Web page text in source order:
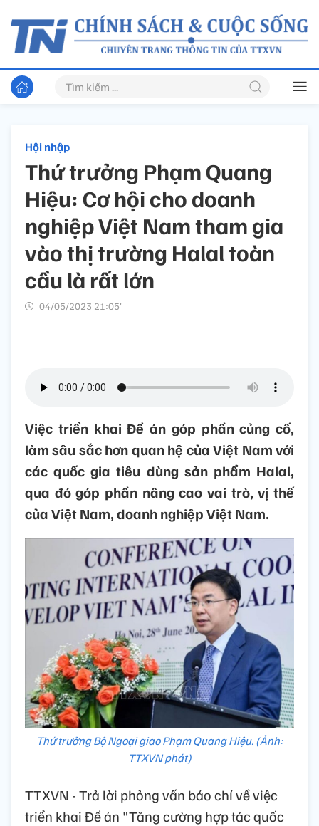
Hội nhập
Thứ trưởng Phạm Quang
Hiệu: Cơ hội cho doanh
nghiệp Việt Nam tham gia
vào thị trường Halal toàn
cầu là rất lớn
04/05/2023 21:05’
Việc triển khai Đề án góp phần củng cố,
làm sâu sắc hơn quan hệ của Việt Nam với
các quốc gia tiêu dùng sản phẩm Halal,
qua đó góp phần nâng cao vai trò, vị thế
của Việt Nam, doanh nghiệp Việt Nam.
Thứ trưởng Bộ Ngoại giao Phạm Quang Hiệu. (Ảnh:
TTXVN phát)
TTXVN - Trả lời phỏng vấn báo chí về việc
triển khai Đề án "Tăng cường hợp tác quốc